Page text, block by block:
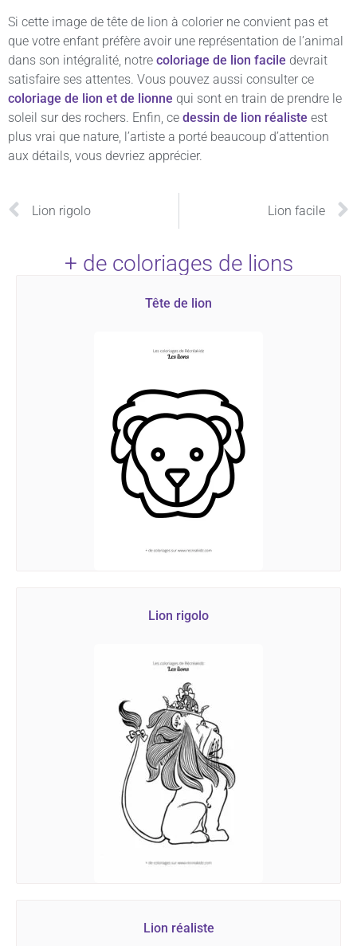
Si cette image de tête de lion à colorier ne convient pas et
que votre enfant préfère avoir une représentation de l’animal
dans son intégralité, notre coloriage de lion facile devrait
satisfaire ses attentes. Vous pouvez aussi consulter ce
coloriage de lion et de lionne qui sont en train de prendre le
soleil sur des rochers. Enfin, ce dessin de lion réaliste est
plus vrai que nature, l’artiste a porté beaucoup d’attention
aux détails, vous devriez apprécier.
Lion rigolo Lion facile
+ de coloriages de lions
Tête de lion
Lion rigolo
Lion réaliste